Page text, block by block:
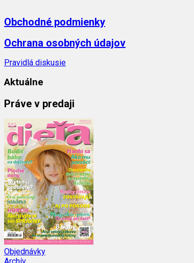
Obchodné podmienky
Ochrana osobných údajov
Pravidlá diskusie
Aktuálne
Práve v predaji
Objednávky